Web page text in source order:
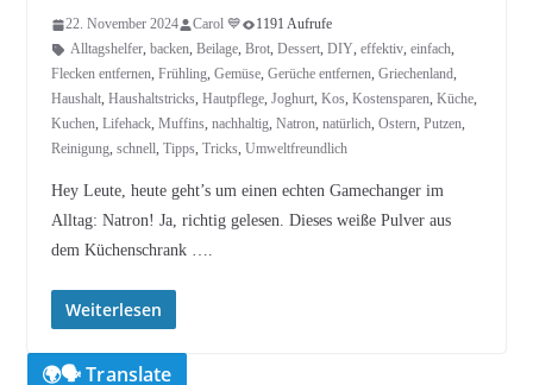
22. November 2024 Carol 💙
1191 Aufrufe
Alltagshelfer, backen, Beilage, Brot, Dessert, DIY, effektiv, einfach,
Flecken entfernen, Frühling, Gemüse, Gerüche entfernen, Griechenland,
Haushalt, Haushaltstricks, Hautpflege, Joghurt, Kos, Kostensparen, Küche,
Kuchen, Lifehack, Muffins, nachhaltig, Natron, natürlich, Ostern, Putzen,
Reinigung, schnell, Tipps, Tricks, Umweltfreundlich
Hey Leute, heute geht’s um einen echten Gamechanger im
Alltag: Natron! Ja, richtig gelesen. Dieses weiße Pulver aus
dem Küchenschrank ….
Weiterlesen
🌍🗣️ Translate